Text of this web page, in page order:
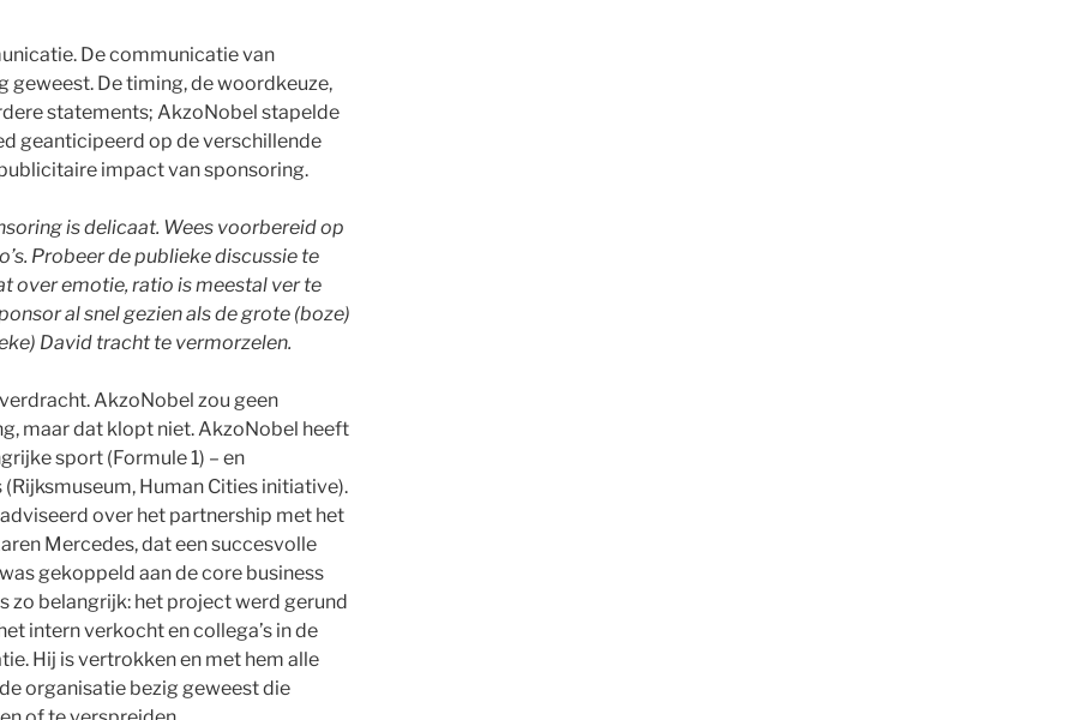
De communicatie van
geweest. De timing, de woordkeuze,
statements; AkzoNobel stapelde
geanticipeerd op de verschillende
impact van sponsoring.
is delicaat. Wees voorbereid op
Probeer de publieke discussie te
over emotie, ratio is meestal ver te
al snel gezien als de grote (boze)
David tracht te vermorzelen.
AkzoNobel zou geen
maar dat klopt niet. AkzoNobel heeft
sport (Formule 1) – en
Human Cities initiative).
over het partnership met het
Mercedes, dat een succesvolle
gekoppeld aan de core business
zo belangrijk: het project werd gerund
intern verkocht en collega’s in de
Hij is vertrokken en met hem alle
organisatie bezig geweest die